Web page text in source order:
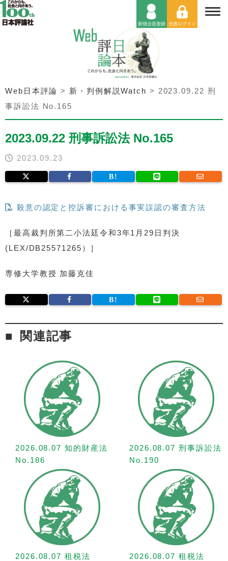
Web日本評論 > 新・判例解説Watch > 2023.09.22 刑
事訴訟法 No.165
2023.09.22 刑事訴訟法 No.165
2023.09.23
殺意の認定と控訴審における事実誤認の審査方法
［最高裁判所第二小法廷令和3年1月29日判決
(LEX/DB25571265）］
専修大学教授 加藤克佳
関連記事
2026.08.07 知的財産法
No.186
2026.08.07 刑事訴訟法
No.190
2026.08.07 租税法
2026.08.07 租税法